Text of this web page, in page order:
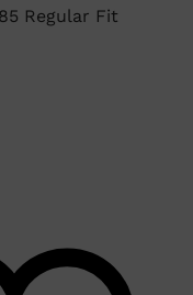
Regular Fit